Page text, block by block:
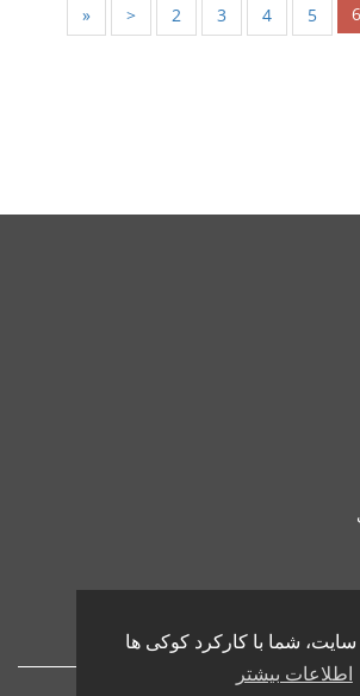
سایت، شما با کارکرد کوکی ها
اطلاعات بیشتر
« < 2 3 4 5 6